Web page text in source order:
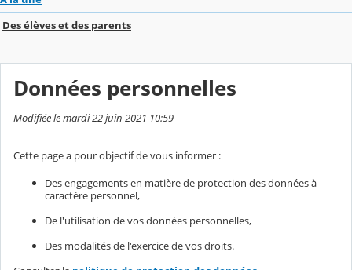
Des élèves et des parents
Données personnelles
Modifiée le mardi 22 juin 2021 10:59
Cette page a pour objectif de vous informer :
Des engagements en matière de protection des données à
caractère personnel,
De l'utilisation de vos données personnelles,
Des modalités de l'exercice de vos droits.